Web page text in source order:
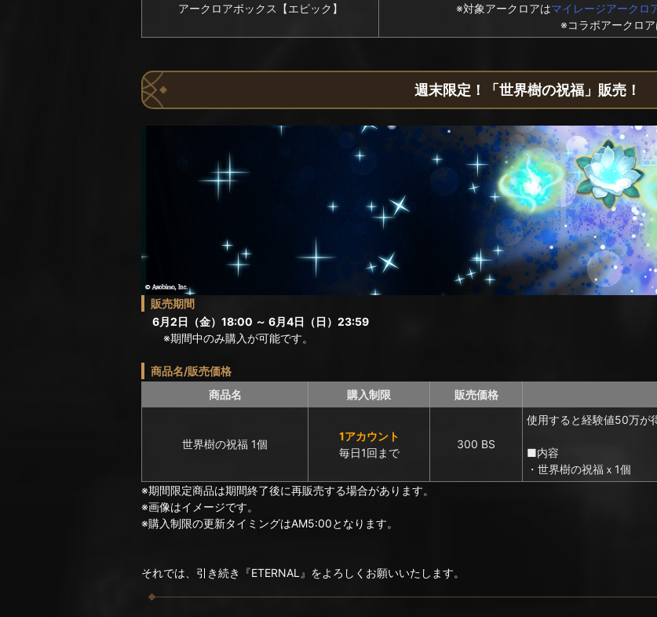
アークロアボックス【エピック】
※対象アークロアはマイレージアークロ
※コラボアークロア
週末限定！「世界樹の祝福」販売！
販売期間
6月2日（金）18:00 ～ 6月4日（日）23:59
※期間中のみ購入が可能です。
商品名/販売価格
商品名
購入制限 販売価格
世界樹の祝福 1個
1アカウント
毎日1回まで
300 BS
使用すると経験値50万が
■内容
・世界樹の祝福ｘ1個
※期間限定商品は期間終了後に再販売する場合があります。
※画像はイメージです。
※購入制限の更新タイミングはAM5:00となります。
それでは、引き続き『ETERNAL』をよろしくお願いいたします。